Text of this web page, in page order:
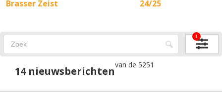
Brasser Zeist
24/25
1
14 nieuwsberichtenvan de 5251